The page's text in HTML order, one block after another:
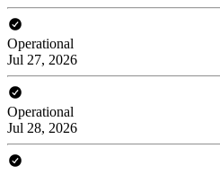
Operational
Jul 27, 2026
Operational
Jul 28, 2026